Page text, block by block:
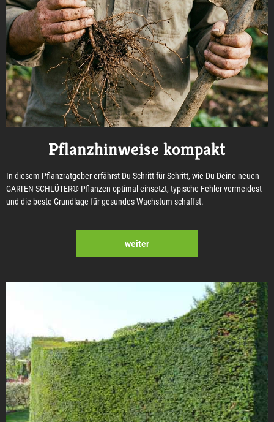
Pflanzhinweise kompakt
In diesem Pflanzratgeber erfährst Du Schritt für Schritt, wie Du Deine neuen
GARTEN SCHLÜTER® Pflanzen optimal einsetzt, typische Fehler vermeidest
und die beste Grundlage für gesundes Wachstum schaffst.
weiter